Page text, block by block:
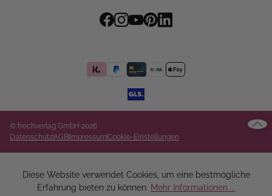
© frechverlag GmbH 2026
DatenschutzAGB ImpressumCookie-Einstellungen
Diese Website verwendet Cookies, um eine bestmögliche
Erfahrung bieten zu können. Mehr Informationen ...